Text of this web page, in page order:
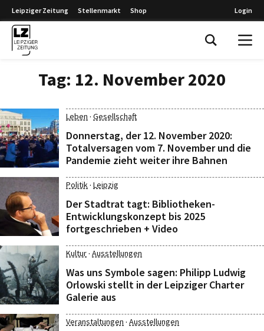
Leipziger Zeitung Stellenmarkt Shop Login
Tag: 12. November 2020
Leben · Gesellschaft
Donnerstag, der 12. November 2020:
Totalversagen vom 7. November und die
Pandemie zieht weiter ihre Bahnen
Politik· Leipzig
Der Stadtrat tagt: Bibliotheken-
Entwicklungskonzept bis 2025
fortgeschrieben + Video
Kultur· Ausstellungen
Was uns Symbole sagen: Philipp Ludwig
Orlowski stellt in der Leipziger Charter
Galerie aus
Veranstaltungen · Ausstellungen